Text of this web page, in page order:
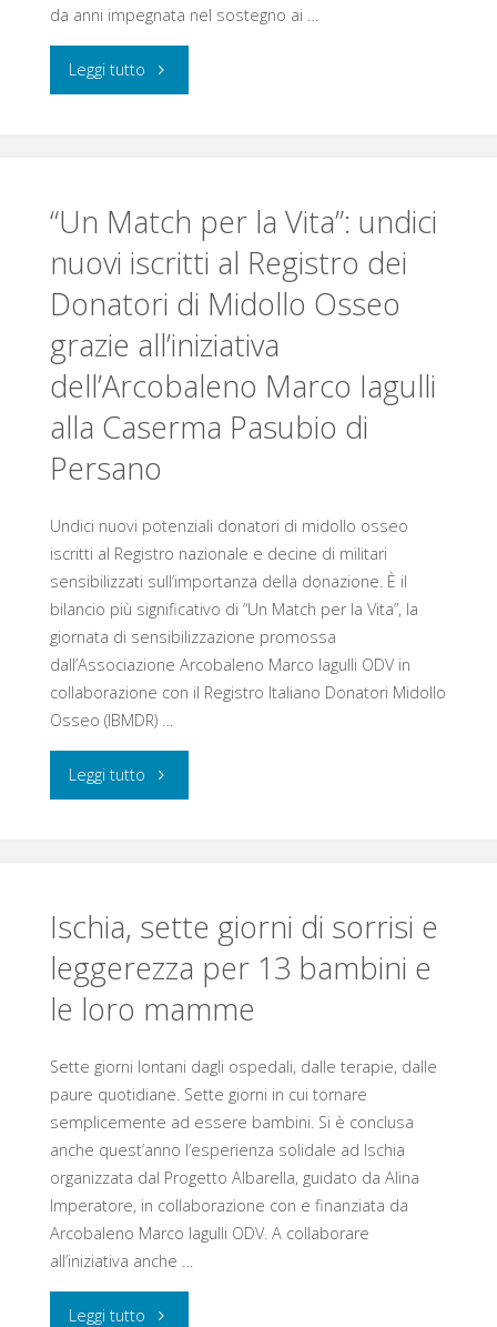
da anni impegnata nel sostegno ai …
Leggi tutto "Donare
pazienti
oncologici
aiuta
due
volte:
anche
chi
sceglie
sostenerle"
“Un Match per la Vita”: undici
nuovi iscritti al Registro dei
Donatori di Midollo Osseo
grazie all’iniziativa
dell’Arcobaleno Marco Iagulli
alla Caserma Pasubio di
Persano
Undici nuovi potenziali donatori di midollo osseo
iscritti al Registro nazionale e decine di militari
sensibilizzati sull’importanza della donazione. È il
bilancio più significativo di “Un Match per la Vita”, la
giornata di sensibilizzazione promossa
dall’Associazione Arcobaleno Marco Iagulli ODV in
collaborazione con il Registro Italiano Donatori Midollo
Osseo (IBMDR) …
Leggi tutto "“Un
Vita”:
undici
nuovi
iscritti
al
Registro
dei
Donatori
Ischia, sette giorni di sorrisi e
leggerezza per 13 bambini e
le loro mamme
Sette giorni lontani dagli ospedali, dalle terapie, dalle
paure quotidiane. Sette giorni in cui tornare
semplicemente ad essere bambini. Si è conclusa
anche quest’anno l’esperienza solidale ad Ischia
organizzata dal Progetto Albarella, guidato da Alina
Imperatore, in collaborazione con e finanziata da
Arcobaleno Marco Iagulli ODV. A collaborare
all’iniziativa anche …
Leggi tutto "Ischia,